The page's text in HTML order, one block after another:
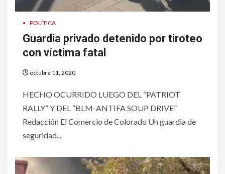
• POLÍTICA
Guardia privado detenido por tiroteo
con víctima fatal
octubre 11, 2020
HECHO OCURRIDO LUEGO DEL “PATRIOT
RALLY” Y DEL “BLM-ANTIFA SOUP DRIVE”
Redacción El Comercio de Colorado Un guardia de
seguridad...